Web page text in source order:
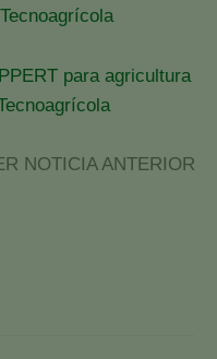
para agricultura
NOTICIA ANTERIOR